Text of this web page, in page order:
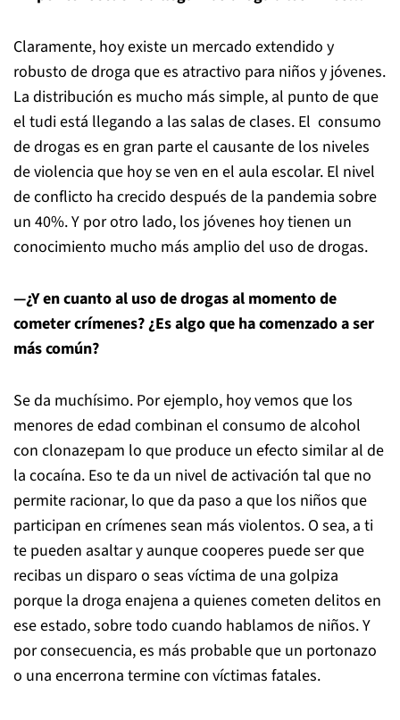
Claramente, hoy existe un mercado extendido y
robusto de droga que es atractivo para niños y jóvenes.
La distribución es mucho más simple, al punto de que
el tudi está llegando a las salas de clases. El consumo
de drogas es en gran parte el causante de los niveles
de violencia que hoy se ven en el aula escolar. El nivel
de conflicto ha crecido después de la pandemia sobre
un 40%. Y por otro lado, los jóvenes hoy tienen un
conocimiento mucho más amplio del uso de drogas.
—¿Y en cuanto al uso de drogas al momento de
cometer crímenes? ¿Es algo que ha comenzado a ser
más común?
Se da muchísimo. Por ejemplo, hoy vemos que los
menores de edad combinan el consumo de alcohol
con clonazepam lo que produce un efecto similar al de
la cocaína. Eso te da un nivel de activación tal que no
permite racionar, lo que da paso a que los niños que
participan en crímenes sean más violentos. O sea, a ti
te pueden asaltar y aunque cooperes puede ser que
recibas un disparo o seas víctima de una golpiza
porque la droga enajena a quienes cometen delitos en
ese estado, sobre todo cuando hablamos de niños. Y
por consecuencia, es más probable que un portonazo
o una encerrona termine con víctimas fatales.